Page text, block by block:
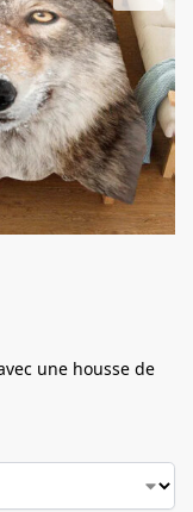
une housse de